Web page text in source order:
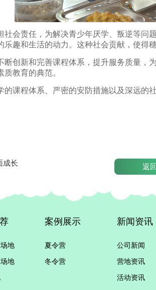
会责任，为解决青少年厌学、叛逆等
趣和生活的动力。这种社会贡献，使得
创新和完善课程体系，提升服务质量
教育的典范。
的课程体系、严密的安防措施以及深远
成长 返
地
地
案例展示
夏令营
冬令营
新闻资讯
公司新闻
营地资讯
活动资讯